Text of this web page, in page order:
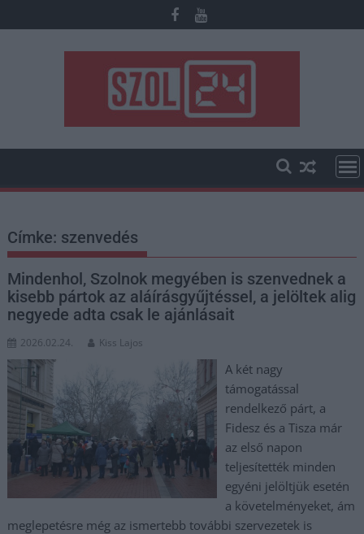
to
Címke: szenvedés
Mindenhol, Szolnok megyében is szenvednek a
kisebb pártok az aláírásgyűjtéssel, a jelöltek alig
negyede adta csak le ajánlásait
2026.02.24. Kiss Lajos
A két nagy
támogatással
rendelkező párt, a
Fidesz és a Tisza már
az első napon
teljesítették minden
egyéni jelöltjük esetén
a követelményeket, ám
meglepetésre még az ismertebb további szervezetek is